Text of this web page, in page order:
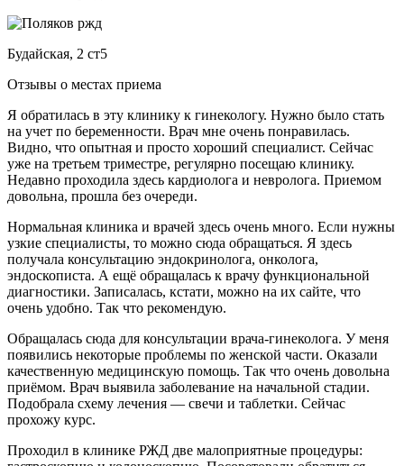
Будайская, 2 ст5
Отзывы о местах приема
Я обратилась в эту клинику к гинекологу. Нужно было стать
на учет по беременности. Врач мне очень понравилась.
Видно, что опытная и просто хороший специалист. Сейчас
уже на третьем триместре, регулярно посещаю клинику.
Недавно проходила здесь кардиолога и невролога. Приемом
довольна, прошла без очереди.
Нормальная клиника и врачей здесь очень много. Если нужны
узкие специалисты, то можно сюда обращаться. Я здесь
получала консультацию эндокринолога, онколога,
эндоскописта. А ещё обращалась к врачу функциональной
диагностики. Записалась, кстати, можно на их сайте, что
очень удобно. Так что рекомендую.
Обращалась сюда для консультации врача-гинеколога. У меня
появились некоторые проблемы по женской части. Оказали
качественную медицинскую помощь. Так что очень довольна
приёмом. Врач выявила заболевание на начальной стадии.
Подобрала схему лечения — свечи и таблетки. Сейчас
прохожу курс.
Проходил в клинике РЖД две малоприятные процедуры: